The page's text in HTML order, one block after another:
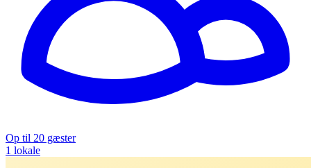
Op til 20 gæster
1 lokale